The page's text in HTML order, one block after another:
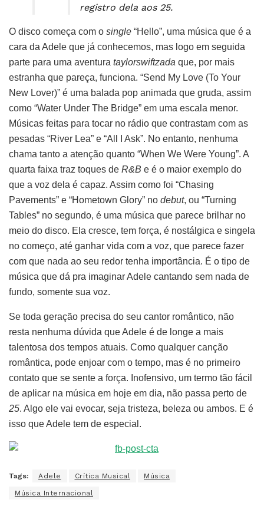
registro dela aos 25.
O disco começa com o single “Hello”, uma música que é a
cara da Adele que já conhecemos, mas logo em seguida
parte para uma aventura taylorswiftzada que, por mais
estranha que pareça, funciona. “Send My Love (To Your
New Lover)” é uma balada pop animada que gruda, assim
como “Water Under The Bridge” em uma escala menor.
Músicas feitas para tocar no rádio que contrastam com as
pesadas “River Lea” e “All I Ask”. No entanto, nenhuma
chama tanto a atenção quanto “When We Were Young”. A
quarta faixa traz toques de R&B e é o maior exemplo do
que a voz dela é capaz. Assim como foi “Chasing
Pavements” e “Hometown Glory” no debut, ou “Turning
Tables” no segundo, é uma música que parece brilhar no
meio do disco. Ela cresce, tem força, é nostálgica e singela
no começo, até ganhar vida com a voz, que parece fazer
com que nada ao seu redor tenha importância. É o tipo de
música que dá pra imaginar Adele cantando sem nada de
fundo, somente sua voz.
Se toda geração precisa do seu cantor romântico, não
resta nenhuma dúvida que Adele é de longe a mais
talentosa dos tempos atuais. Como qualquer canção
romântica, pode enjoar com o tempo, mas é no primeiro
contato que se sente a força. Inofensivo, um termo tão fácil
de aplicar na música em hoje em dia, não passa perto de
25. Algo ele vai evocar, seja tristeza, beleza ou ambos. E é
isso que Adele tem de especial.
Tags: Adele Crítica Musical Música
Música Internacional